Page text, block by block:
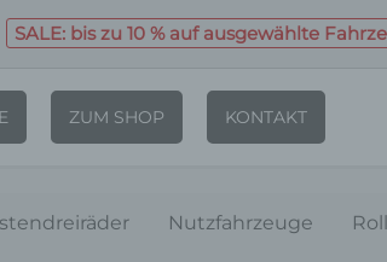
SALE: bis zu 10 % auf ausgewählte
ZUM SHOP KONTAKT
Nutzfahrzeuge